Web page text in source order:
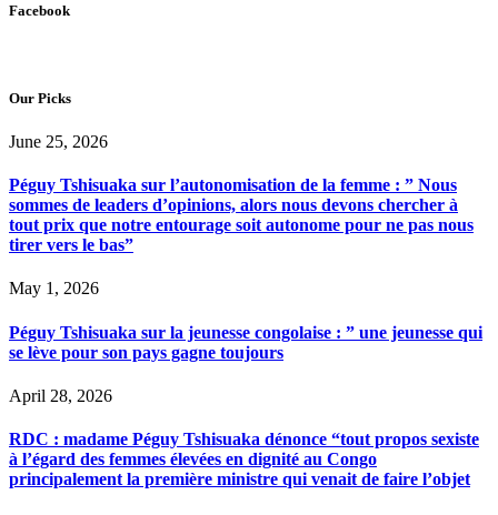
Facebook
Our Picks
June 25, 2026
Péguy Tshisuaka sur l’autonomisation de la femme : ” Nous
sommes de leaders d’opinions, alors nous devons chercher à
tout prix que notre entourage soit autonome pour ne pas nous
tirer vers le bas”
May 1, 2026
Péguy Tshisuaka sur la jeunesse congolaise : ” une jeunesse qui
se lève pour son pays gagne toujours
April 28, 2026
RDC : madame Péguy Tshisuaka dénonce “tout propos sexiste
à l’égard des femmes élevées en dignité au Congo
principalement la première ministre qui venait de faire l’objet